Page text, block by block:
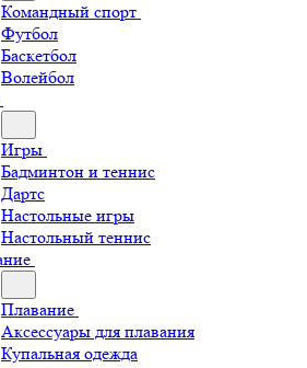
Командный спорт
Футбол
Баскетбол
Волейбол
Игры
Бадминтон и теннис
Дартс
Настольные игры
Настольный теннис
Плавание
Аксессуары для плавания
Купальная одежда